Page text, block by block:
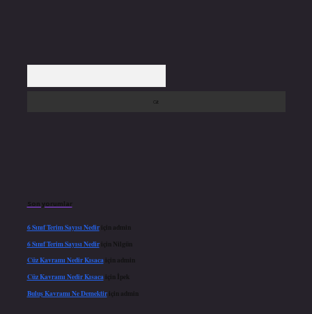
Son yorumlar
6 Sınıf Terim Sayısı Nediriçin admin
6 Sınıf Terim Sayısı Nediriçin Nilgün
Cüz Kavramı Nedir Kısacaiçin admin
Cüz Kavramı Nedir Kısacaiçin
İpek
Buluş Kavramı Ne Demektiriçin admin